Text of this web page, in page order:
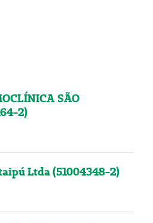
SÃO
2)
Ltda (51004348-2)